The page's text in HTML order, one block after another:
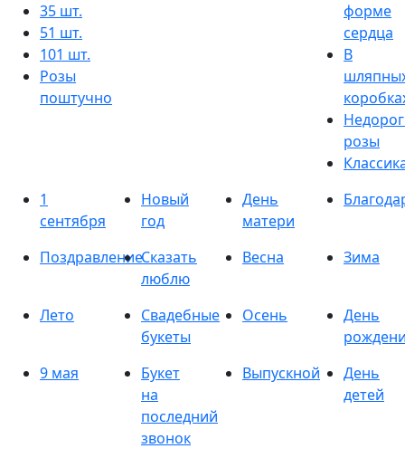
35 шт.
51 шт.
101 шт.
Розы
поштучно
форме
сердца
В
розы
1
сентября
Новый
год
День
матери
ПоздравлениеСказать
люблю
Весна Зима
Лето
Свадебные
букеты
Осень
День
9 мая
Букет
на
последний
звонок
Выпускной
День
детей